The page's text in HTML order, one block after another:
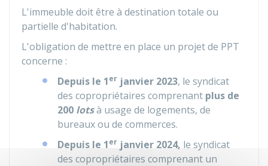
L'immeuble doit être à destination totale ou
partielle d'habitation.
L'obligation de mettre en place un projet de PPT
concerne :
Depuis le 1er janvier 2023, le syndicat
des copropriétaires comprenant plus de
200 lotsà usage de logements, de
bureaux ou de commerces.
Depuis le 1er janvier 2024, le syndicat
des copropriétaires comprenant un